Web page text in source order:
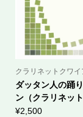
クラリネットクワイ
ダッタン人の踊
ン（クラリネッ
¥2,500